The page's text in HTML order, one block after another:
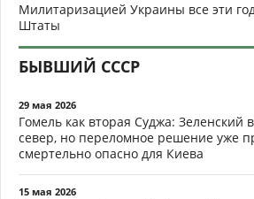
Милитаризацией Украины все эти
Штаты
БЫВШИЙ СССР
29 мая 2026
Гомель как вторая Суджа: Зеленский
север, но переломное решение уже
смертельно опасно для Киева
15 мая 2026